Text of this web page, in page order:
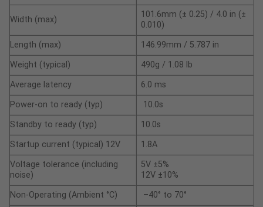
Width (max)
101.6mm (± 0.25) / 4.0 in (±
0.010)
Length (max)
146.99mm / 5.787 in
Weight (typical)
490g / 1.08 lb
Average latency
6.0 ms
Power-on to ready (typ)
10.0s
Standby to ready (typ)
10.0s
Startup current (typical) 12V
1.8A
Voltage tolerance (including
noise)
5V ±5%
12V ±10%
Non-Operating (Ambient °C)
–40° to 70°